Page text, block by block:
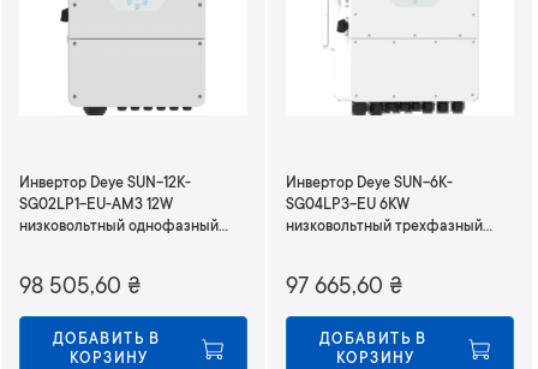
Инвертор Deye SUN-12K-
SG02LP1-EU-AM3 12W
низковольтный однофазный
98 505,60 ₴
ДОБАВИТЬ В
КОРЗИНУ
Инвертор Deye SUN-6K-
SG04LP3-EU 6KW
низковольтный трехфазный
97 665,60 ₴
ДОБАВИТЬ В
КОРЗИНУ